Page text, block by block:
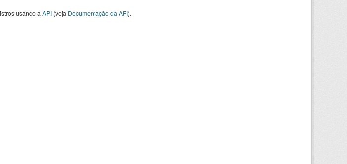
usando a API(veja Documentação da API).